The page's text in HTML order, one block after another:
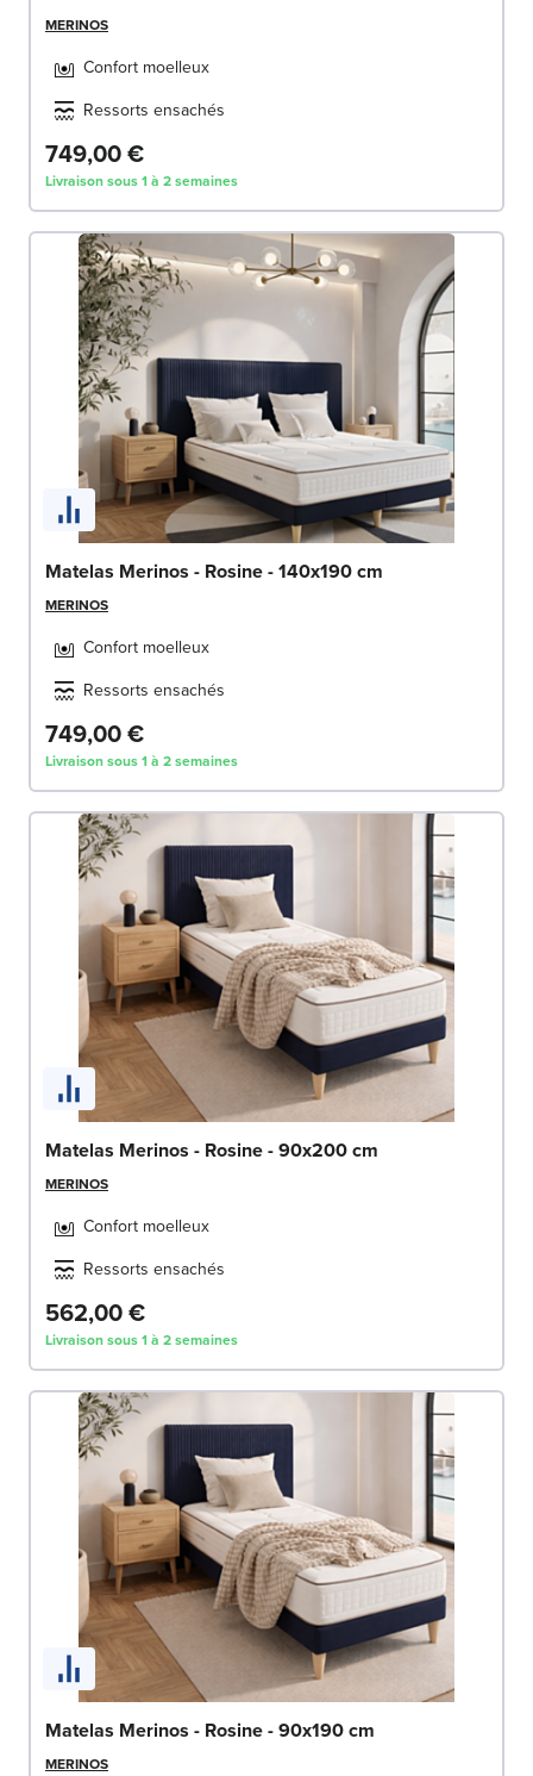
MERINOS
Confort moelleux
Ressorts ensachés
749,00 €
Livraison sous 1 à 2 semaines
Matelas Merinos - Rosine - 140x190 cm
MERINOS
Confort moelleux
Ressorts ensachés
749,00 €
Livraison sous 1 à 2 semaines
Matelas Merinos - Rosine - 90x200 cm
MERINOS
Confort moelleux
Ressorts ensachés
562,00 €
Livraison sous 1 à 2 semaines
Matelas Merinos - Rosine - 90x190 cm
MERINOS